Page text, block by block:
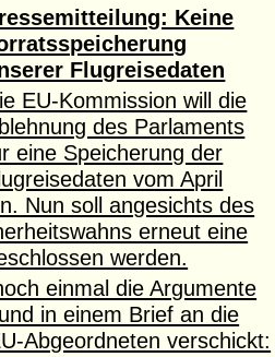
Keine
Flugreisedaten
EU-Kommission will die
des Parlaments
eine Speicherung der
vom April
Nun soll angesichts des
erneut eine
werden.
einmal die Argumente
in einem Brief an die
Abgeordneten verschickt: